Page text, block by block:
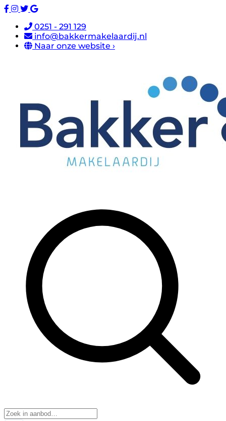
0251 - 291 129
info@bakkermakelaardij.nl
Naar onze website ›